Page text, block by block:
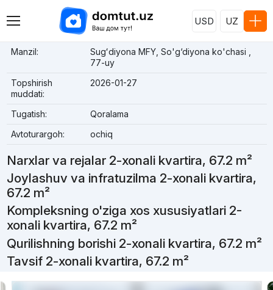
USD UZ
Manzil:
Sugʻdiyona MFY, So'g‘diyona ko'chasi ,
77-uy
Topshirish
muddati:
2026-01-27
Tugatish:
Qoralama
Avtoturargoh:
ochiq
Narxlar va rejalar 2-xonali kvartira, 67.2 m²
Joylashuv va infratuzilma 2-xonali kvartira,
67.2 m²
Kompleksning o'ziga xos xususiyatlari 2-
xonali kvartira, 67.2 m²
Qurilishning borishi 2-xonali kvartira, 67.2 m²
Tavsif 2-xonali kvartira, 67.2 m²